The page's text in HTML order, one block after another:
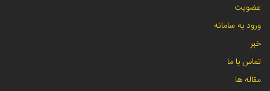
عضویت
ورود به سامانه
خبر
تماس با ما
مقاله ها